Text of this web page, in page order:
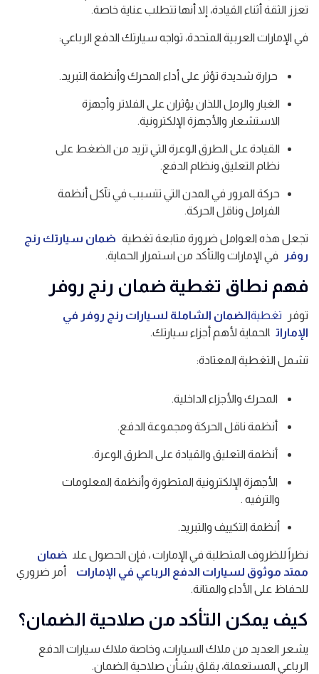
تعزز الثقة أثناء القيادة، إلا أنها تتطلب عناية خاصة.
في الإمارات العربية المتحدة، تواجه سيارتك الدفع الرباعي:
حرارة شديدة تؤثر على أداء المحرك وأنظمة التبريد.
الغبار والرمل اللذان يؤثران على الفلاتر وأجهزة
الاستشعار والأجهزة الإلكترونية.
القيادة على الطرق الوعرة التي تزيد من الضغط على
نظام التعليق ونظام الدفع.
حركة المرور في المدن التي تتسبب في تآكل أنظمة
الفرامل وناقل الحركة.
تجعل هذه العوامل ضرورة متابعة تغطية ضمان سيارتك رنج
روفر
في الإمارات والتأكد من استمرار الحماية.
فهم نطاق تغطية ضمان رنج روفر
توفر تغطيةالضمان الشاملة لسيارات رنج روفر في
الإمارات الحماية لأهم أجزاء سيارتك.
تشمل التغطية المعتادة:
المحرك والأجزاء الداخلية.
أنظمة ناقل الحركة ومجموعة الدفع.
أنظمة التعليق والقيادة على الطرق الوعرة.
الأجهزة الإلكترونية المتطورة وأنظمة المعلومات
والترفيه .
أنظمة التكييف والتبريد.
نظراً للظروف المتطلبة في الإمارات ، فإن الحصول على ضمان
ممتد موثوق لسيارات الدفع الرباعي في الإمارات
أمر ضروري
للحفاظ على الأداء والمتانة.
كيف يمكن التأكد من صلاحية الضمان؟
يشعر العديد من ملاك السيارات، وخاصة ملاك سيارات الدفع
الرباعي المستعملة، بقلق بشأن صلاحية الضمان.